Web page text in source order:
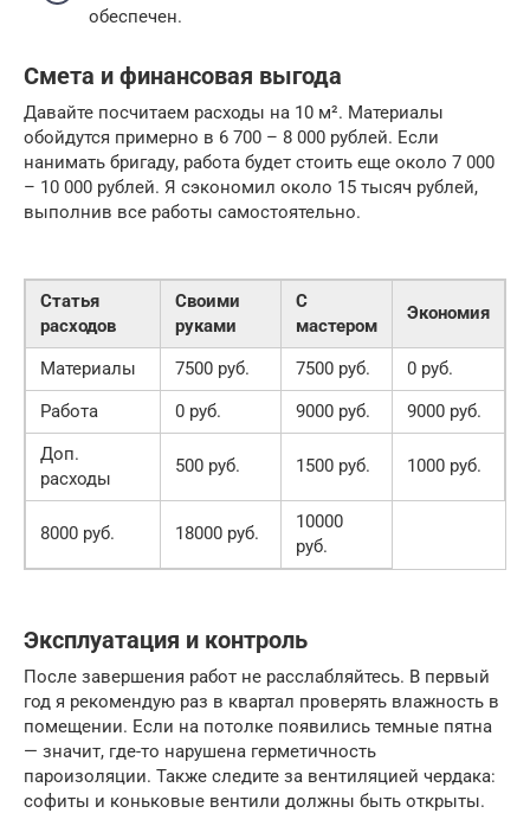
обеспечен.
Смета и финансовая выгода
Давайте посчитаем расходы на 10 м². Материалы
обойдутся примерно в 6 700 – 8 000 рублей. Если
нанимать бригаду, работа будет стоить еще около 7 000
– 10 000 рублей. Я сэкономил около 15 тысяч рублей,
выполнив все работы самостоятельно.
Статья
расходов
Своими
руками
С
мастером
Экономия
Материалы 7500 руб. 7500 руб.
0 руб.
Работа
0 руб. 9000 руб.
9000 руб.
Доп.
расходы
500 руб. 1500 руб. 1000 руб.
8000 руб. 18000 руб.
10000
руб.
Эксплуатация и контроль
После завершения работ не расслабляйтесь. В первый
год я рекомендую раз в квартал проверять влажность в
помещении. Если на потолке появились темные пятна
— значит, где-то нарушена герметичность
пароизоляции. Также следите за вентиляцией чердака:
софиты и коньковые вентили должны быть открыты.